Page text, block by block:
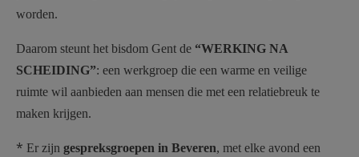
worden.
Daarom steunt het bisdom Gent de “WERKING NA
SCHEIDING”: een werkgroep die een warme en veilige
ruimte wil aanbieden aan mensen die met een relatiebreuk te
maken krijgen.
* Er zijn gespreksgroepen in Beveren, met elke avond een